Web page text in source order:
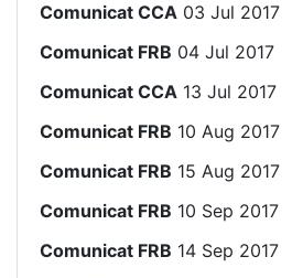
Comunicat CCA 03 Jul 2017
Comunicat FRB 04 Jul 2017
Comunicat CCA 13 Jul 2017
Comunicat FRB 10 Aug 2017
Comunicat FRB 15 Aug 2017
Comunicat FRB 10 Sep 2017
Comunicat FRB 14 Sep 2017